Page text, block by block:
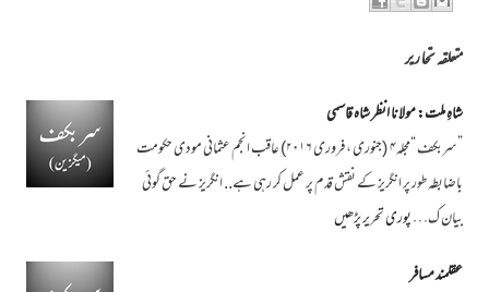
متعلقہ تحاریر
شاہِ ملت: مولانا انظر شاہ قاسمی
”سربکف “مجلہ۴ (جنوری ، فروری ۲۰۱۶) عاقب انجم عثمانی مودی حکومت
باضابطہ طور پر انگریز کے نقش قدم پر عمل کر رہی ہے.. انگریز نے حق گوئی
بیان ک…پوری تحریر پڑھیں
عقلمند مسافر